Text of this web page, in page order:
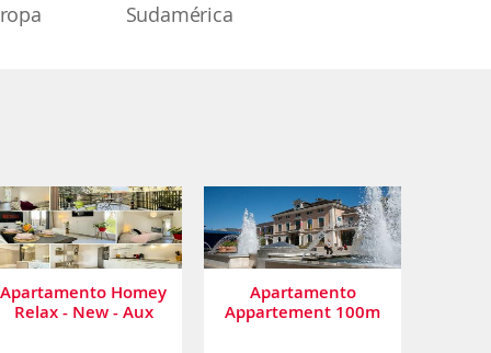
Sudamérica
Apartamento Homey
Relax - New - Aux
Apartamento
Appartement 100m